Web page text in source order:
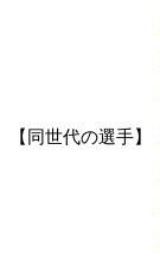
同世代の選手